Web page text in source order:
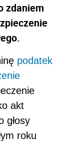
zdaniem
podatek
akt
głosy
roku